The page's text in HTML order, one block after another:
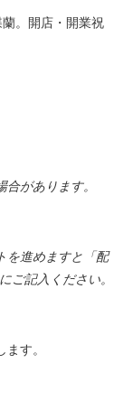
。開店・開業祝
があります。
を進めますと「配
ご記入ください。
す。